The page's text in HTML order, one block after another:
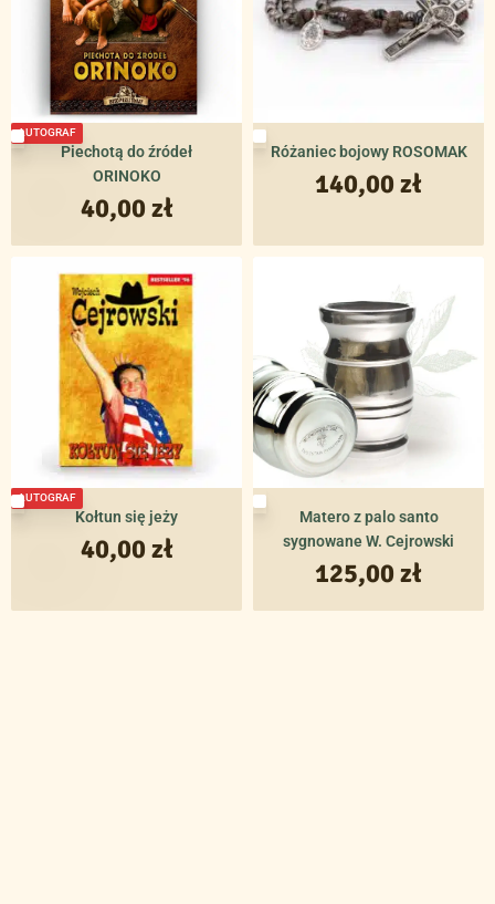
AUTOGRAF
Piechotą do źródeł
ORINOKO
40,00 zł
Różaniec bojowy ROSOMAK
140,00 zł
AUTOGRAF
Kołtun się jeży
40,00 zł
Matero z palo santo
sygnowane W. Cejrowski
125,00 zł